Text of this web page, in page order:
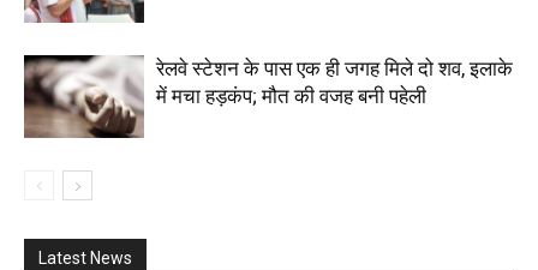
रेलवे स्टेशन के पास एक ही जगह मिले दो शव, इलाके
में मचा हड़कंप; मौत की वजह बनी पहेली
Latest News